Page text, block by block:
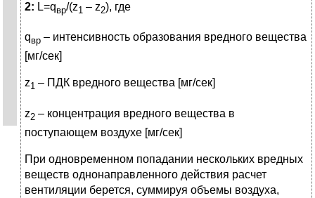
2: L=qвр/(z1 – z2), где
qвр – интенсивность образования вредного вещества
[мг/сек]
z1 – ПДК вредного вещества [мг/сек]
z2 – концентрация вредного вещества в
поступающем воздухе [мг/сек]
При одновременном попадании нескольких вредных
веществ однонаправленного действия расчет
вентиляции берется, суммируя объемы воздуха,